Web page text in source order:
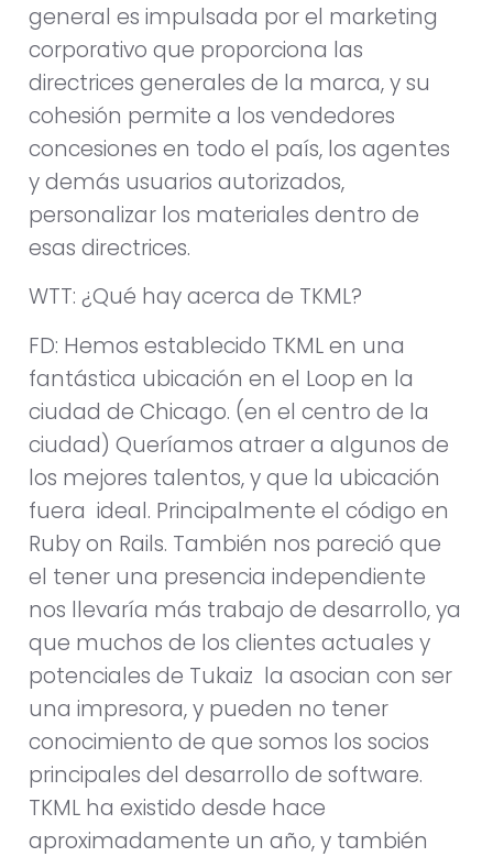
general es impulsada por el marketing
corporativo que proporciona las
directrices generales de la marca, y su
cohesión permite a los vendedores
concesiones en todo el país, los agentes
y demás usuarios autorizados,
personalizar los materiales dentro de
esas directrices.
WTT: ¿Qué hay acerca de TKML?
FD: Hemos establecido TKML en una
fantástica ubicación en el Loop en la
ciudad de Chicago. (en el centro de la
ciudad) Queríamos atraer a algunos de
los mejores talentos, y que la ubicación
fuera ideal. Principalmente el código en
Ruby on Rails. También nos pareció que
el tener una presencia independiente
nos llevaría más trabajo de desarrollo, ya
que muchos de los clientes actuales y
potenciales de Tukaiz la asocian con ser
una impresora, y pueden no tener
conocimiento de que somos los socios
principales del desarrollo de software.
TKML ha existido desde hace
aproximadamente un año, y también